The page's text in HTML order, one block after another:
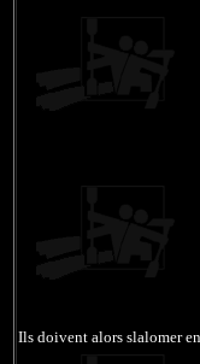
Ils doivent alors slalomer